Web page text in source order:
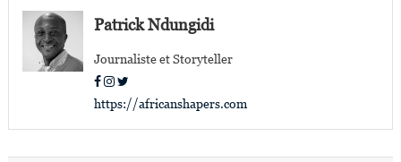
l’articlePatrick Ndungidi
Journaliste et Storyteller
https://africanshapers.com